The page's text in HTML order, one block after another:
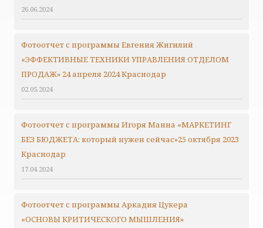
26.06.2024
Фотоотчет с программы Евгения Жигилий
«ЭФФЕКТИВНЫЕ ТЕХНИКИ УПРАВЛЕНИЯ ОТДЕЛОМ
ПРОДАЖ» 24 апреля 2024 Краснодар
02.05.2024
Фотоотчет с программы Игоря Манна «МАРКЕТИНГ
БЕЗ БЮДЖЕТА: который нужен сейчас»25 октября 2023
Краснодар
17.04.2024
Фотоотчет с программы Аркадия Цукера
«ОСНОВЫ КРИТИЧЕСКОГО МЫШЛЕНИЯ»